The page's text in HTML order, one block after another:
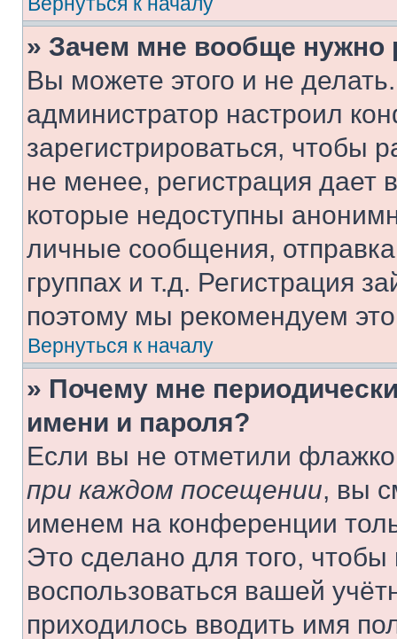
» Зачем мне вообще нужно
Вы можете этого и не
администратор настроил
зарегистрироваться, чтобы
не менее, регистрация
которые недоступны
личные сообщения,
группах и т.д. Регистрация
поэтому мы рекомендуем
Вернуться к началу
» Почему мне
имени и пароля?
Если вы не отметили
при каждом посещении, вы
именем на конференции
Это сделано для того, чтобы
воспользоваться вашей
приходилось вводить имя